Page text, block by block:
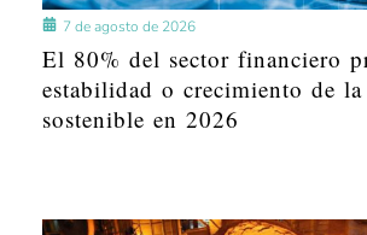
7 de agosto de 2026
El 80% del sector financiero
estabilidad o crecimiento de
sostenible en 2026